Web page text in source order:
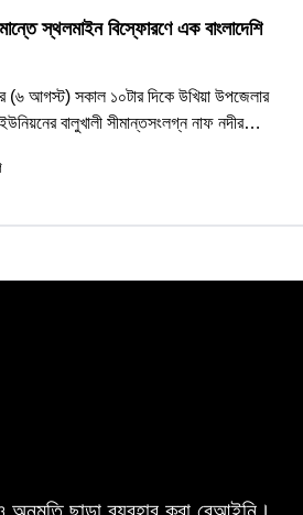
স্থলমাইন বিস্ফোরণে এক বাংলাদেশি
(৬ আগস্ট) সকাল ১০টার দিকে উখিয়া উপজেলার
বালুখালী সীমান্তসংলগ্ন নাফ নদীর